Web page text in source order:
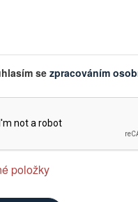
se zpracováním
položky